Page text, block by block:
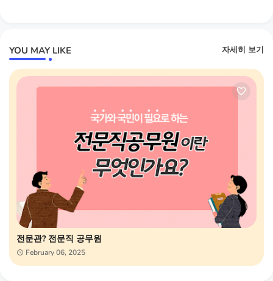
YOU MAY LIKE 자세히 보기
전문관? 전문직 공무원
February 06, 2025